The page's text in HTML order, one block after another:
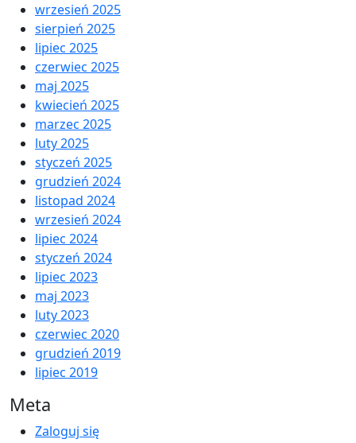
wrzesień 2025
sierpień 2025
lipiec 2025
czerwiec 2025
maj 2025
kwiecień 2025
marzec 2025
luty 2025
styczeń 2025
grudzień 2024
listopad 2024
wrzesień 2024
lipiec 2024
styczeń 2024
lipiec 2023
maj 2023
luty 2023
czerwiec 2020
grudzień 2019
lipiec 2019
Meta
Zaloguj się